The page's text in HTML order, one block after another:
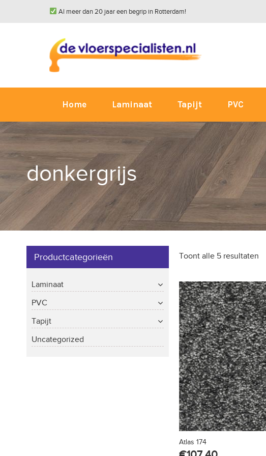
Al meer dan 20 jaar een begrip in Rotterdam!
Home Laminaat Tapijt PVC
donkergrijs
Toont alle 5 resultaten
Atlas 174
Productcategorieën
Laminaat
PVC
Tapijt
Uncategorized